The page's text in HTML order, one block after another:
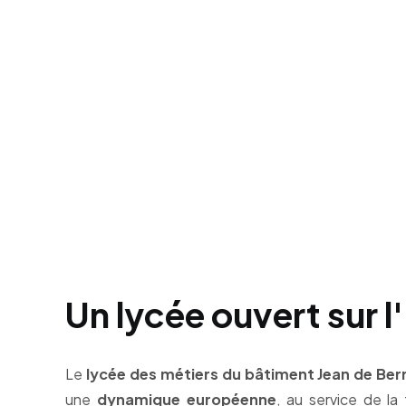
Un lycée ouvert sur
Le lycée des métiers du bâtiment Jean de
une dynamique européenne, au service de la